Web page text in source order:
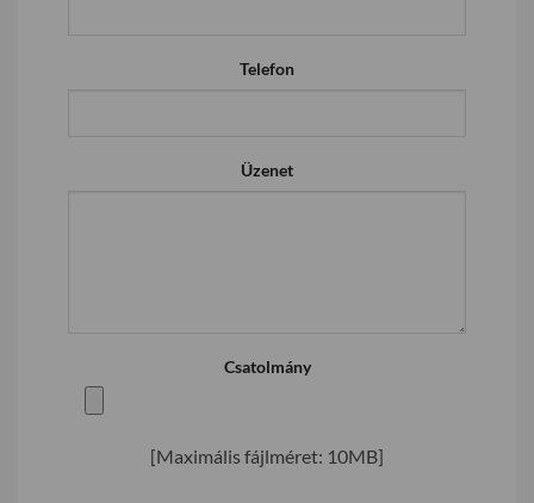
Telefon
Üzenet
Csatolmány
[Maximális fájlméret: 10MB]